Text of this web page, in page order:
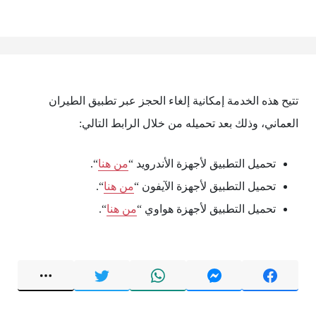
تتيح هذه الخدمة إمكانية إلغاء الحجز عبر تطبيق الطيران
العماني، وذلك بعد تحميله من خلال الرابط التالي:
تحميل التطبيق لأجهزة الأندرويد “من هنا“.
تحميل التطبيق لأجهزة الآيفون “من هنا“.
تحميل التطبيق لأجهزة هواوي “من هنا“.